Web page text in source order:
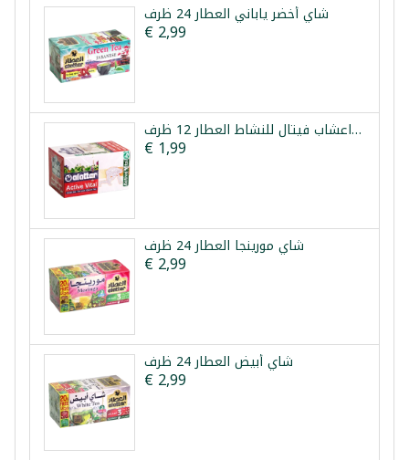
شاي أخضر ياباني العطار 24 ظرف
€ 2,99
خلطة اعشاب فيتال للنشاط العطار 12 ظرف
€ 1,99
شاي مورينجا العطار 24 ظرف
€ 2,99
شاي أبيض العطار 24 ظرف
€ 2,99